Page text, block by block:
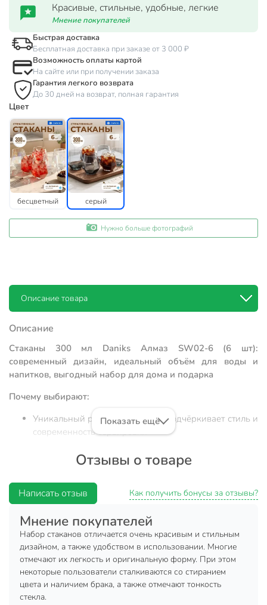
Красивые, стильные, удобные, легкие
Мнение покупателей
Быстрая доставка
Бесплатная доставка при заказе от 3 000 ₽
Возможность оплаты картой
На сайте или при получении заказа
Гарантия легкого возврата
До 30 дней на возврат, полная гарантия
Цвет
бесцветный серый
Нужно больше фотографий
Описание товара
Описание
Стаканы 300 мл Daniks Алмаз SW02-6 (6 шт):
современный дизайн, идеальный объём для воды и
напитков, выгодный набор для дома и подарка
Почему выбирают:
Уникальный рельеф "алмаз" — подчёркивает стиль и
современность сервировки
широкий низкий формат — удобно держать, легко
Подходит для ежедневного использования, дачи,
праздничного стола и в качестве подарка
Стаканы Daniks Алмаз SW02-6 — это универсальный
набор из 6 широких и низких стаканов объёмом 300 мл.
Модель выполнена из прозрачного стекла с оригинальной
алмазной огранкой, что делает её заметной в любой
современной сервировке. Если вы ищете, какой стакан
выбрать для воды, сока или коктейлей, этот набор отвечает
Показать ещё
Отзывы о товаре
Написать отзыв Как получить бонусы за отзывы?
Мнение покупателей
Набор стаканов отличается очень красивым и стильным
дизайном, а также удобством в использовании. Многие
отмечают их легкость и оригинальную форму. При этом
некоторые пользователи сталкиваются со стиранием
цвета и наличием брака, а также отмечают тонкость
стекла.